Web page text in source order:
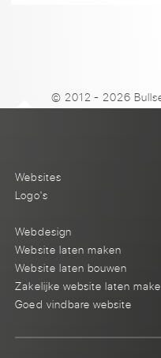
© 2012 - 2026
Websites
Logo's
Webdesign
Website laten maken
Website laten bouwen
Zakelijke website laten
Goed vindbare website